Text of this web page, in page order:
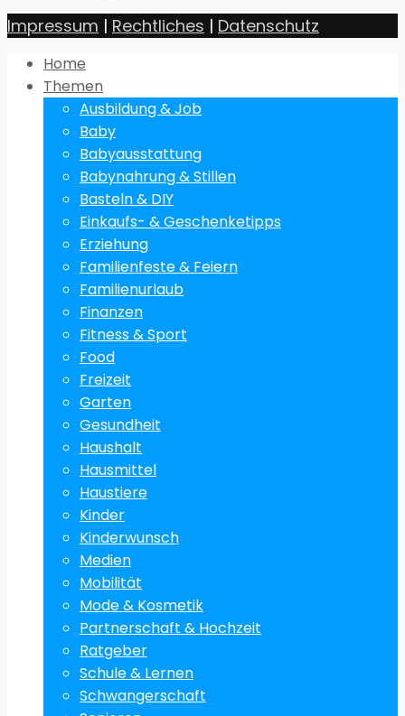
Impressum | Rechtliches | Datenschutz
Home
Themen
Ausbildung & Job
Baby
Babyausstattung
Babynahrung & Stillen
Basteln & DIY
Einkaufs- & Geschenketipps
Erziehung
Familienfeste & Feiern
Familienurlaub
Finanzen
Fitness & Sport
Food
Freizeit
Garten
Gesundheit
Haushalt
Hausmittel
Haustiere
Kinder
Kinderwunsch
Medien
Mobilität
Mode & Kosmetik
Partnerschaft & Hochzeit
Ratgeber
Schule & Lernen
Schwangerschaft